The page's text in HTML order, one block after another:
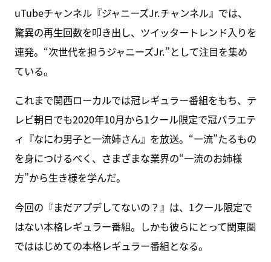
uTubeチャンネル『ジャニーズJr.チャンネル』では、
驚異の再生回数を叩き出し、ツイッタートレンド入りを
連発。“次世代を担うジャニーズJr.”として注目を集め
ている。
これまで関西ローカルでは冠レギュラー番組をもち、テ
レビ朝日でも2020年10月から1クール限定で冠バラエテ
ィ『なにわ男子と一流姉さん』を放送。“一流”たるもの
を身につけるべく、さまざまな業界の“一流のお姉様
方”から生き様を学んだ。
今回の『まだアプデしてないの？』は、1クール限定で
はない本格レギュラー番組。しかも彼らにとって関東圏
でははじめての本格レギュラー番組となる。